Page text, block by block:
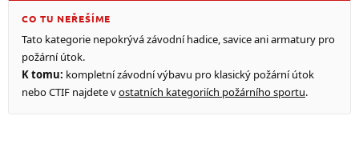
CO TU NEŘEŠÍME
Tato kategorie nepokrývá závodní hadice, savice ani armatury pro
požární útok.
K tomu: kompletní závodní výbavu pro klasický požární útok
nebo CTIF najdete vostatních kategoriích požárního sportu.